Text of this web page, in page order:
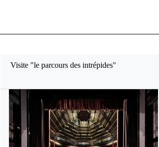
Visite "le parcours des intrépides"